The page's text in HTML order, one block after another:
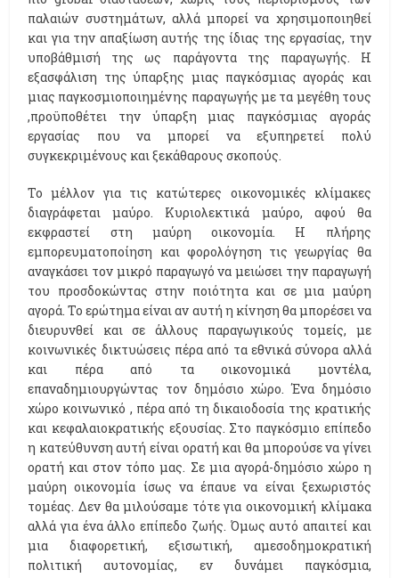
παλαιών συστημάτων, αλλά μπορεί να χρησιμοποιηθεί
και για την απαξίωση αυτής της ίδιας της εργασίας, την
υποβάθμισή της ως παράγοντα της παραγωγής. Η
εξασφάλιση της ύπαρξης μιας παγκόσμιας αγοράς και
μιας παγκοσμιοποιημένης παραγωγής με τα μεγέθη τους
,προϋποθέτει την ύπαρξη μιας παγκόσμιας αγοράς
εργασίας που να μπορεί να εξυπηρετεί πολύ
συγκεκριμένους και ξεκάθαρους σκοπούς.
Το μέλλον για τις κατώτερες οικονομικές κλίμακες
διαγράφεται μαύρο. Κυριολεκτικά μαύρο, αφού θα
εκφραστεί στη μαύρη οικονομία. Η πλήρης
εμπορευματοποίηση και φορολόγηση τις γεωργίας θα
αναγκάσει τον μικρό παραγωγό να μειώσει την παραγωγή
του προσδοκώντας στην ποιότητα και σε μια μαύρη
αγορά. Το ερώτημα είναι αν αυτή η κίνηση θα μπορέσει να
διευρυνθεί και σε άλλους παραγωγικούς τομείς, με
κοινωνικές δικτυώσεις πέρα από τα εθνικά σύνορα αλλά
και πέρα από τα οικονομικά μοντέλα,
επαναδημιουργώντας τον δημόσιο χώρο. Ένα δημόσιο
χώρο κοινωνικό , πέρα από τη δικαιοδοσία της κρατικής
και κεφαλαιοκρατικής εξουσίας. Στο παγκόσμιο επίπεδο
η κατεύθυνση αυτή είναι ορατή και θα μπορούσε να γίνει
ορατή και στον τόπο μας. Σε μια αγορά-δημόσιο χώρο η
μαύρη οικονομία ίσως να έπαυε να είναι ξεχωριστός
τομέας. Δεν θα μιλούσαμε τότε για οικονομική κλίμακα
αλλά για ένα άλλο επίπεδο ζωής. Όμως αυτό απαιτεί και
μια διαφορετική, εξισωτική, αμεσοδημοκρατική
πολιτική αυτονομίας, εν δυνάμει παγκόσμια,